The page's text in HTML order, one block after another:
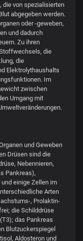
von spezialisierten
abgegeben werden.
oder -geweben,
und dadurch
Zu ihren
die
die
Elektrolythaushalts
Im
zwischen
Umgang mit
und Geweben
Drüsen sind die
Nebennieren,
Pankreas),
einige Zellen im
Arten
, Prolaktin-
die Schilddrüse
das Pankreas
Blutzuckerspiegel
Aldosteron und